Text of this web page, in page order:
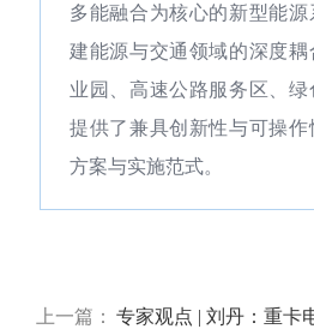
多能融合为核心的新型能
建能源与交通领域的深度
业园、高速公路服务区、
提供了兼具创新性与可操
方案与实施范式。
上一篇： 专家观点 | 刘丹：重卡